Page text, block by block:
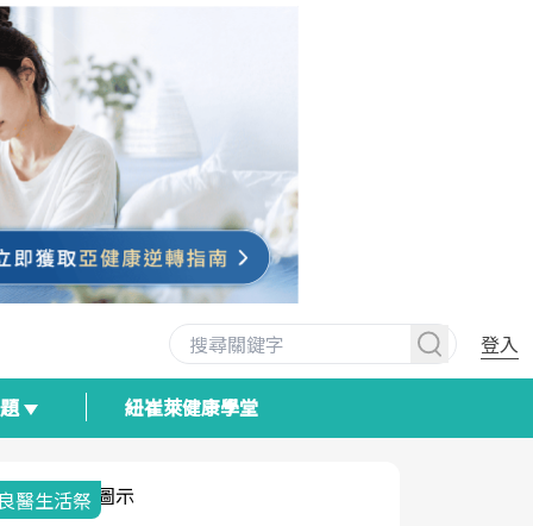
登入
紐崔萊健康學堂
與健康韌性的距離